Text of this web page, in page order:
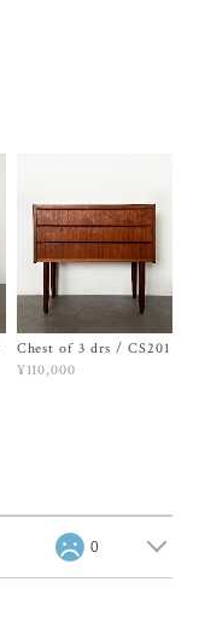
Chest of 3 drs / CS201
¥110,000
0